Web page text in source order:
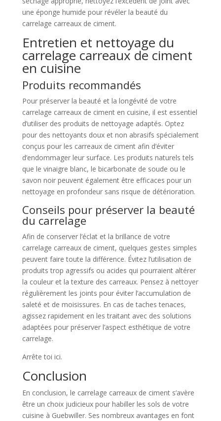
une éponge humide pour révéler la beauté du
carrelage carreaux de ciment.
Entretien et nettoyage du
carrelage carreaux de ciment
en cuisine
Produits recommandés
Pour préserver la beauté et la longévité de votre
carrelage carreaux de ciment en cuisine, il est essentiel
d’utiliser des produits de nettoyage adaptés. Optez
pour des nettoyants doux et non abrasifs spécialement
conçus pour les carreaux de ciment afin d’éviter
d’endommager leur surface. Les produits naturels tels
que le vinaigre blanc, le bicarbonate de soude ou le
savon noir peuvent également être efficaces pour un
nettoyage en profondeur sans risque de détérioration.
Conseils pour préserver la beauté
du carrelage
Afin de conserver l’éclat et la brillance de votre
carrelage carreaux de ciment, quelques gestes simples
peuvent faire toute la différence. Évitez l’utilisation de
produits trop agressifs ou acides qui pourraient altérer
la couleur et la texture des carreaux. Pensez à nettoyer
régulièrement les joints pour éviter l’accumulation de
saleté et de moisissures. En cas de taches tenaces,
agissez rapidement en les traitant avec des solutions
adaptées pour préserver l’aspect esthétique de votre
carrelage.
Arrête toi ici.
Conclusion
En conclusion, le carrelage carreaux de ciment s’avère
être un choix judicieux pour habiller les sols de votre
cuisine à Guebwiller. Ses nombreux avantages en font